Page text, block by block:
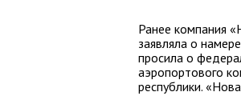
Ранее компания
заявляла о
просила о
аэропортового
республики.